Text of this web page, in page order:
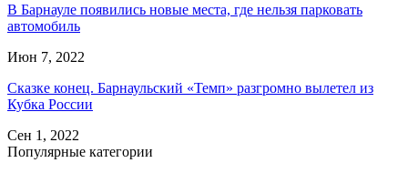
В Барнауле появились новые места, где нельзя парковать
автомобиль
Июн 7, 2022
Сказке конец. Барнаульский «Темп» разгромно вылетел из
Кубка России
Сен 1, 2022
Популярные категории